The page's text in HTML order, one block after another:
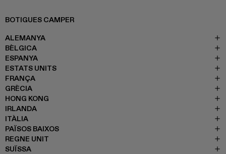
BOTIGUES CAMPER
ALEMANYA
BÈLGICA
ESPANYA
ESTATS UNITS
FRANÇA
GRÈCIA
HONG KONG
IRLANDA
ITÀLIA
PAÏSOS BAIXOS
REGNE UNIT
SUÏSSA